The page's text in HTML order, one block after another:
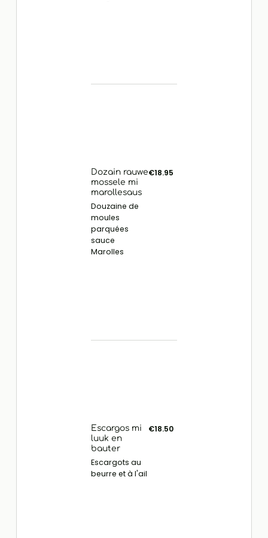
Dozain rauwe
mossele mi
marollesaus
Douzaine de
moules
parquées
sauce
Marolles
€18.95
Escargos mi
luuk en
bauter
Escargots au
beurre et à l'ail
€18.50